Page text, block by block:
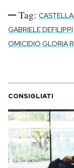
Tag:
GABRIELE DEFILIPPI
OMICIDIO GLORIA
CONSIGLIATI